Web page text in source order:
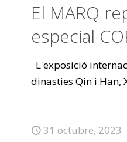
El MARQ
especial
L'exposició
dinasties Qin i Han,
31 octubre, 2023